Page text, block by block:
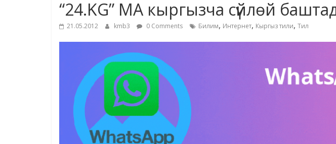
“24.KG” МА кыргызча сүйлөй
21.05.2012 kmb3 0 Comments Билим, Интернет, Кыргыз тили, Тил